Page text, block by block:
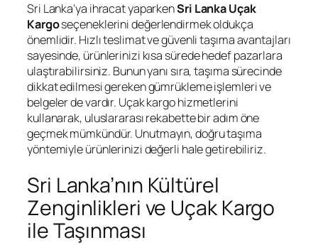
Sri Lanka’ya ihracat yaparkenSri Lanka Uçak
Kargoseçeneklerini değerlendirmek oldukça
önemlidir. Hızlı teslimat ve güvenli taşıma avantajları
sayesinde, ürünlerinizi kısa sürede hedef pazarlara
ulaştırabilirsiniz. Bunun yanı sıra, taşıma sürecinde
dikkat edilmesi gereken gümrükleme işlemleri ve
belgeler de vardır. Uçak kargo hizmetlerini
kullanarak, uluslararası rekabette bir adım öne
geçmek mümkündür. Unutmayın, doğru taşıma
yöntemiyle ürünlerinizi değerli hale getirebiliriz.
Sri Lanka’nın Kültürel
Zenginlikleri ve Uçak Kargo
ile Taşınması